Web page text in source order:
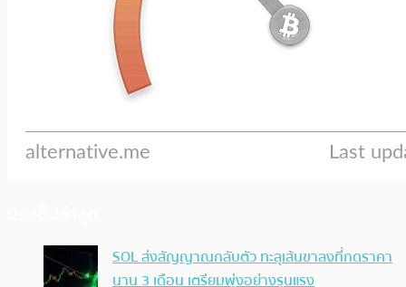
SOL ส่งสัญญาณกลับตัว ทะลุเส้นขาลงที่กดราคา
นาน 3 เดือน เตรียมพุ่งอย่างรุนแรง